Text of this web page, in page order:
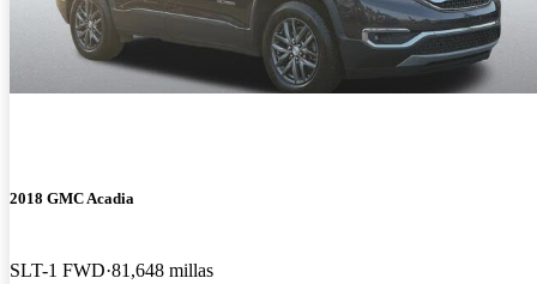
2018 GMC Acadia
SLT-1 FWD 81,648 millas